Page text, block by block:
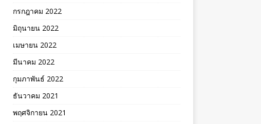
กรกฎาคม 2022
มิถุนายน 2022
เมษายน 2022
มีนาคม 2022
กุมภาพันธ์ 2022
ธันวาคม 2021
พฤศจิกายน 2021